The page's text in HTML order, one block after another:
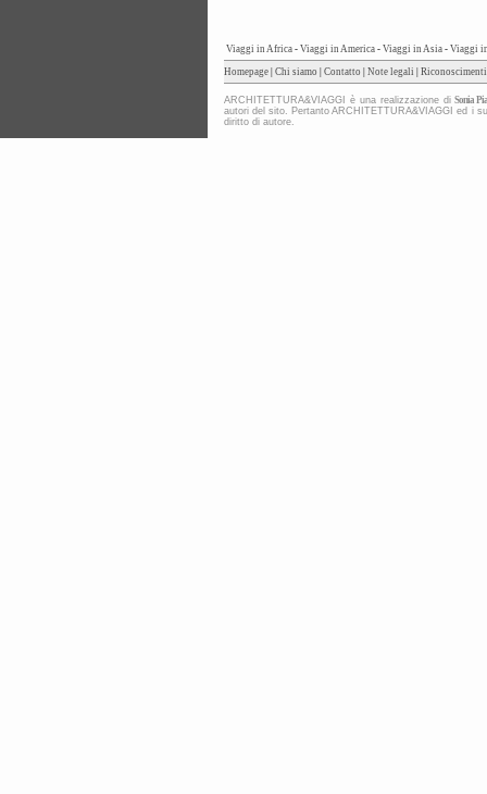
Viaggi in Africa - Viaggi in America - Viaggi in Asia - Viaggi
Homepage Chi siamo Contatto Note legali Riconoscimenti
ARCHITETTURA&VIAGGI è una realizzazione diSonia
autori del sito. Pertanto ARCHITETTURA&VIAGGI ed i
diritto di autore.